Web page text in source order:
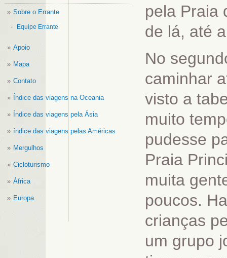
Sobre o Errante
Equipe Errante
Apoio
Mapa
Contato
Índice das viagens na Oceania
Índice das viagens pela Ásia
índice das viagens pelas Américas
Mergulhos
Cicloturismo
África
Europa
pela Praia
de lá, até
No
caminhar
visto a
muito
pudesse
Praia
muita
poucos.
crianças
um grupo